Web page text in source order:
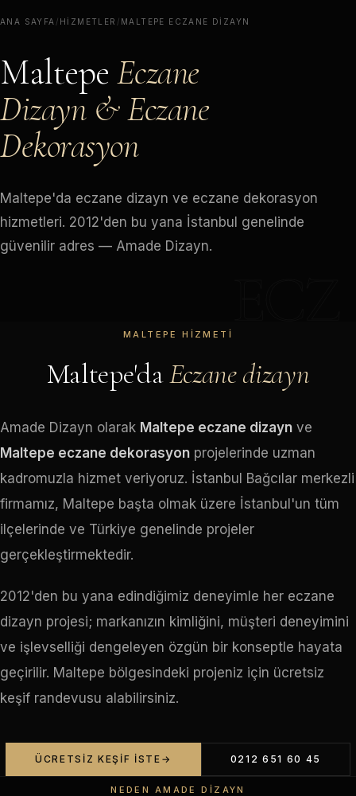
ANA SAYFA / HIZMETLER / MALTEPE ECZANE DIZAYN
MaltepeEczane
Dizayn & Eczane
Dekorasyon
Maltepe'da eczane dizayn ve eczane dekorasyon
hizmetleri. 2012'den bu yana İstanbul genelinde
güvenilir adres — Amade Dizayn.
MALTEPE HIZMETI
Maltepe'daEczane dizayn
Amade Dizayn olarak Maltepe eczane dizayn ve
Maltepe eczane dekorasyon projelerinde uzman
kadromuzla hizmet veriyoruz. İstanbul Bağcılar merkezli
firmamız, Maltepe başta olmak üzere İstanbul'un tüm
ilçelerinde ve Türkiye genelinde projeler
gerçekleştirmektedir.
2012'den bu yana edindiğimiz deneyimle her eczane
dizayn projesi; markanızın kimliğini, müşteri deneyimini
ve işlevselliği dengeleyen özgün bir konseptle hayata
geçirilir. Maltepe bölgesindeki projeniz için ücretsiz
keşif randevusu alabilirsiniz.
ÜCRETSIZ KEŞIF İSTE 0212 651 60 45
NEDEN AMADE DIZAYN